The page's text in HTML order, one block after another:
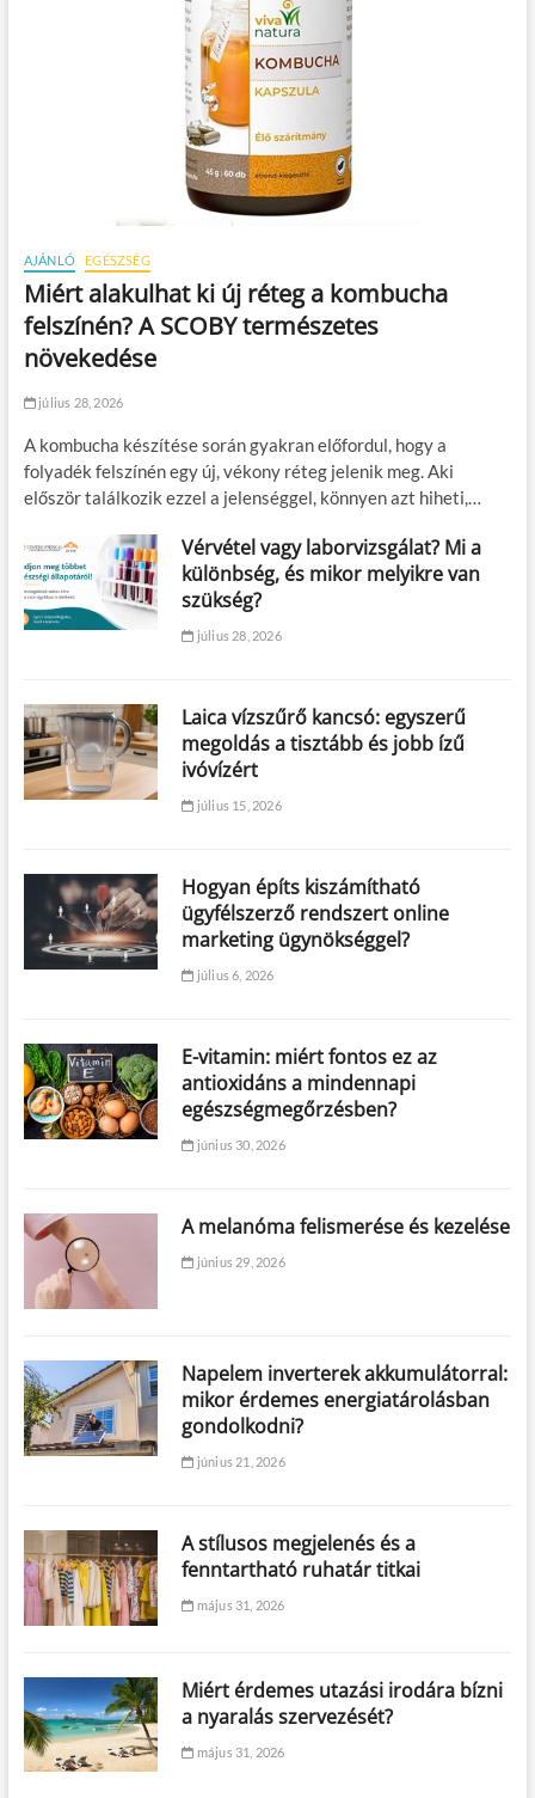
AJÁNLÓ EGÉSZSÉG
Miért alakulhat ki új réteg a kombucha
felszínén? A SCOBY természetes
növekedése
július 28, 2026
A kombucha készítése során gyakran előfordul, hogy a
folyadék felszínén egy új, vékony réteg jelenik meg. Aki
először találkozik ezzel a jelenséggel, könnyen azt hiheti,…
Vérvétel vagy laborvizsgálat? Mi a
különbség, és mikor melyikre van
szükség?
július 28, 2026
Laica vízszűrő kancsó: egyszerű
megoldás a tisztább és jobb ízű
ivóvízért
július 15, 2026
Hogyan építs kiszámítható
ügyfélszerző rendszert online
marketing ügynökséggel?
július 6, 2026
E-vitamin: miért fontos ez az
antioxidáns a mindennapi
egészségmegőrzésben?
június 30, 2026
A melanóma felismerése és kezelése
június 29, 2026
Napelem inverterek akkumulátorral:
mikor érdemes energiatárolásban
gondolkodni?
június 21, 2026
A stílusos megjelenés és a
fenntartható ruhatár titkai
május 31, 2026
Miért érdemes utazási irodára bízni
a nyaralás szervezését?
május 31, 2026